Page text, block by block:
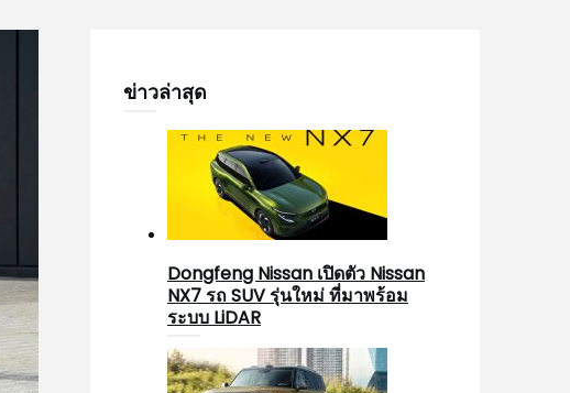
ข่าวล่าสุด
Dongfeng Nissan เปิดตัว Nissan
NX7 รถ SUV รุ่นใหม่ ที่มาพร้อม
ระบบ LiDAR